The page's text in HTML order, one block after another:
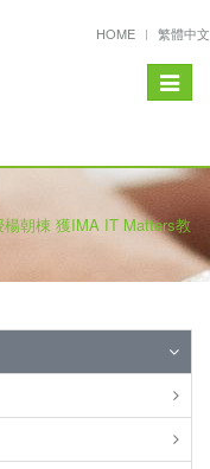
HOME 繁體中文
Toggle
朝棟 獲IMA IT Matters教